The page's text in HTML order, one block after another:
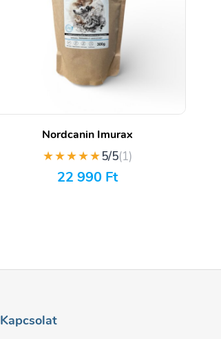
Nordcanin Imurax
★★★★★5/5(1)
22 990 Ft
Kapcsolat